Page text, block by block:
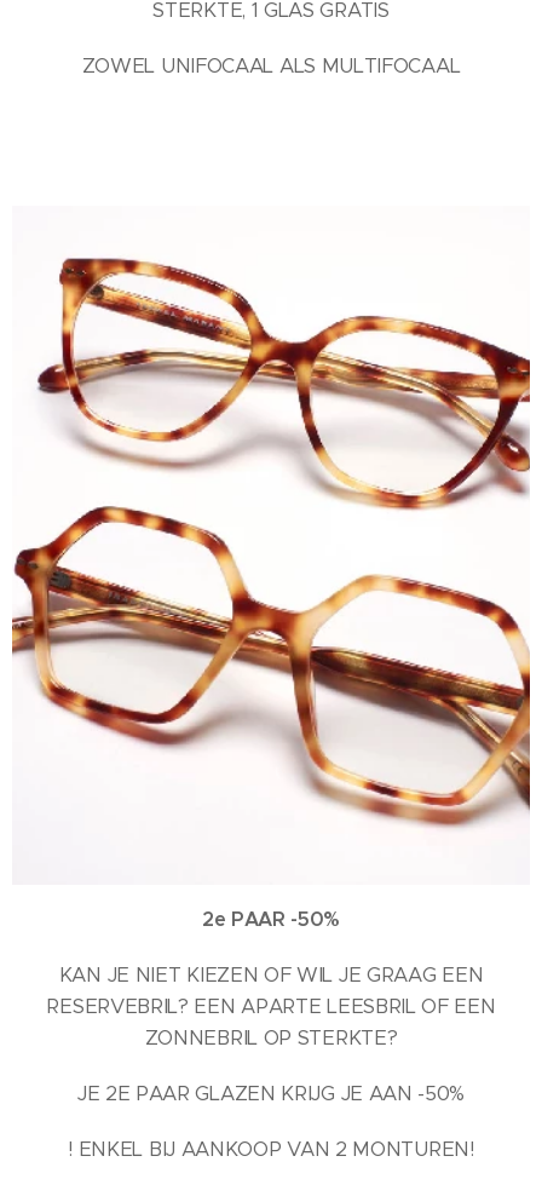
STERKTE, 1 GLAS GRATIS
ZOWEL UNIFOCAAL ALS MULTIFOCAAL
2e PAAR -50%
KAN JE NIET KIEZEN OF WIL JE GRAAG EEN
RESERVEBRIL? EEN APARTE LEESBRIL OF EEN
ZONNEBRIL OP STERKTE?
JE 2E PAAR GLAZEN KRIJG JE AAN -50%
! ENKEL BIJ AANKOOP VAN 2 MONTUREN!